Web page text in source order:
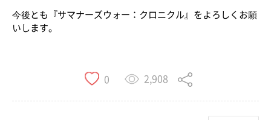
今後とも『サマナーズウォー：クロニクル』をよろしくお願
いします。
0 2,908